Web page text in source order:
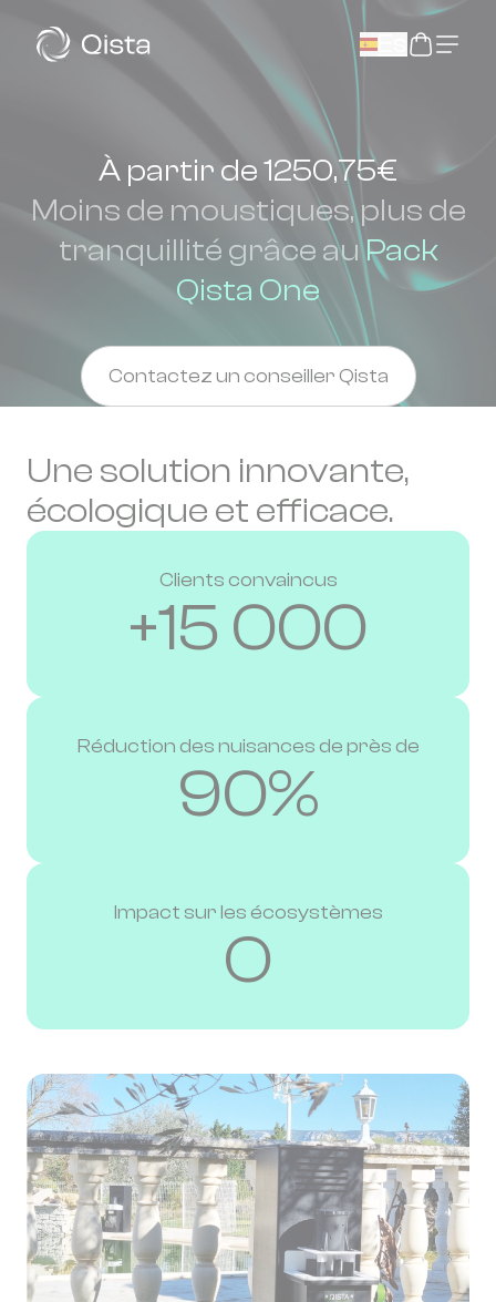
À partir de 1250,75€
Moins de moustiques, plus de
tranquillité grâce auPack
Qista One
Contactez un conseiller Qista
Une solution innovante,
écologique et efficace.
Clients convaincus
+15 000
Réduction des nuisances de près de
90%
Impact sur les écosystèmes
O